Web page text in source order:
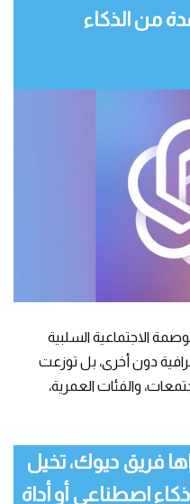
من الذكاء
الاجتماعية السلبية
دون أخرى، بل توزعت
والفئات العمرية،
فريق ديوك، تخيل
اصطناعي أو أداة